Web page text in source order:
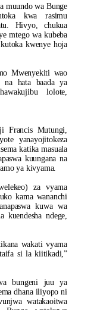
muundo wa Bunge
kwa rasimu
Hivyo, chukua
mtego wa kubeba
kwenye hoja
Mwenyekiti wao
na hata baada ya
lolote,
Francis Mutungi,
yanayojitokeza
katika masuala
kuungana na
ya kivyama.
za vyama
kama wananchi
kuwa wa
ndege,
wakati vyama
si la kiitikadi,”
bungeni juu ya
dhana iliyopo ni
watakaoitwa